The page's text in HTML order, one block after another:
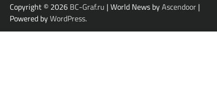
Copyright © 2026 BC-Graf.ru | World News byAscendoor |
Powered byWordPress.